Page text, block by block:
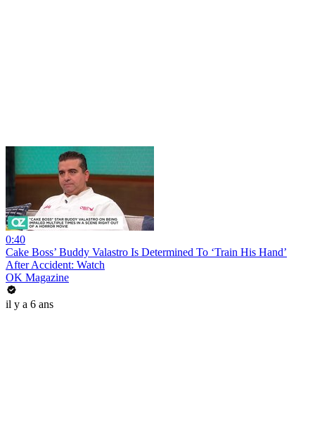
0:40
Cake Boss’ Buddy Valastro Is Determined To ‘Train His Hand’
After Accident: Watch
OK Magazine
il y a 6 ans